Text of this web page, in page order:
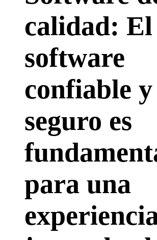
calidad: El
software
confiable y
seguro es
para una